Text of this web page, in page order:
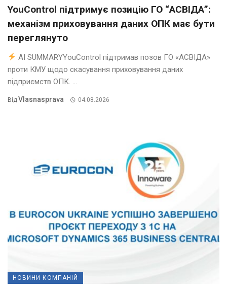
YouControl підтримує позицію ГО “АСВІДА”:
механізм приховування даних ОПК має бути
переглянуто
AI SUMMARYYouControl підтримав позов ГО «АСВІДА»
проти КМУ щодо скасування приховування даних
підприємств ОПК. ...
ВідVlasnasprava 04.08.2026
НОВИНИ КОМПАНІЙ